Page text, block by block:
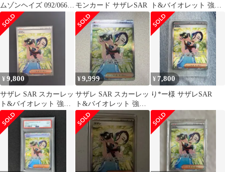
ムゾンヘイズ 092/066
ポケモンカード ポケ
カ
モンカード サザレSAR
ト&バイオレット 強化
拡張パック クリムゾン
ヘイズ
¥9,800
サザレ SAR スカーレッ
ト&バイオレット 強化
拡張パック クリムゾン
ヘイズ …
¥9,999
サザレ SAR スカーレッ
ト&バイオレット 強化
拡張パック クリムゾン
ヘイズ …
¥ 7,800
り*ー様 サザレSAR